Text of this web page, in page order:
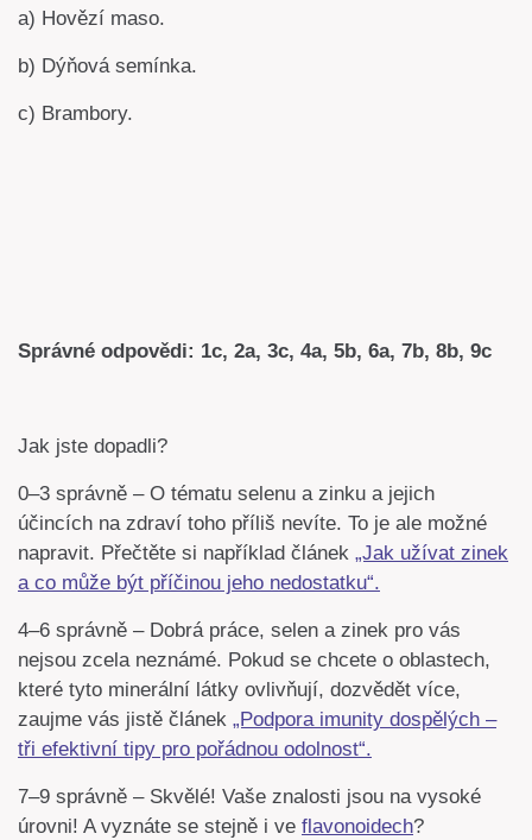
a) Hovězí maso.
b) Dýňová semínka.
c) Brambory.
Správné odpovědi: 1c, 2a, 3c, 4a, 5b, 6a, 7b, 8b, 9c
Jak jste dopadli?
0–3 správně – O tématu selenu a zinku a jejich
účincích na zdraví toho příliš nevíte. To je ale možné
napravit. Přečtěte si například článek „Jak užívat zinek
a co může být příčinou jeho nedostatku“.
4–6 správně – Dobrá práce, selen a zinek pro vás
nejsou zcela neznámé. Pokud se chcete o oblastech,
které tyto minerální látky ovlivňují, dozvědět více,
zaujme vás jistě článek „Podpora imunity dospělých –
tři efektivní tipy pro pořádnou odolnost“.
7–9 správně – Skvělé! Vaše znalosti jsou na vysoké
úrovni! A vyznáte se stejně i ve flavonoidech?